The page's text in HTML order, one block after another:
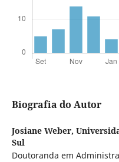
Biografia do Autor
Josiane Weber,
Sul
Doutoranda em